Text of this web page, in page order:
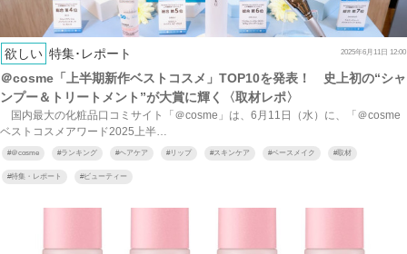
欲しい 特集･レポート 2025年6月11日 12:00
＠cosme「上半期新作ベストコスメ」TOP10を発表！ 史上初の“シャ
ンプー＆トリートメント”が大賞に輝く〈取材レポ〉
国内最大の化粧品口コミサイト「＠cosme」は、6月11日（水）に、「＠cosme
ベストコスメアワード2025上半…
#＠cosme #ランキング #ヘアケア #リップ #スキンケア #ベースメイク #取材
#特集・レポート #ビューティー